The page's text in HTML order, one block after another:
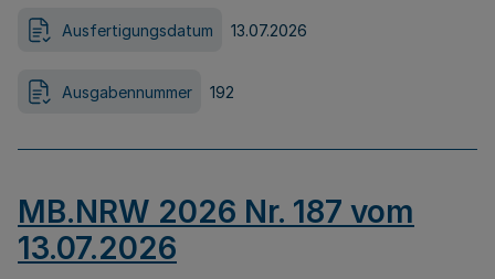
Ausfertigungsdatum 13.07.2026
Ausgabennummer 192
MB.NRW 2026 Nr. 187 vom
13.07.2026